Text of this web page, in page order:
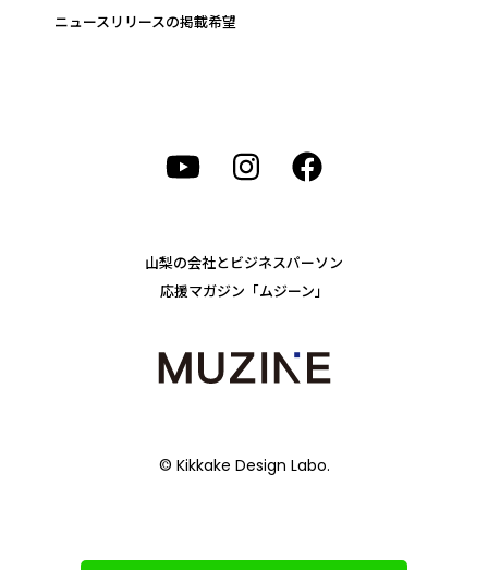
ニュースリリースの掲載希望
山梨の会社とビジネスパーソン
応援マガジン「ムジーン」
© Kikkake Design Labo.